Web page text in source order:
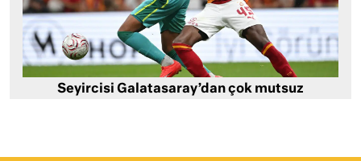
Seyircisi Galatasaray’dan çok mutsuz